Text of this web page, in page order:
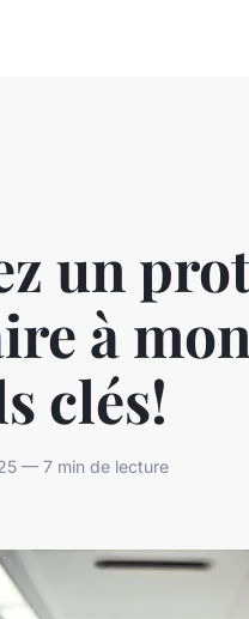
un
à
clés!
— 7 min de lecture